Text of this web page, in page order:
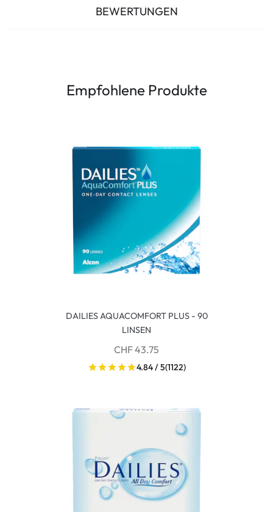
BEWERTUNGEN
Empfohlene Produkte
DAILIES AQUACOMFORT PLUS - 90
LINSEN
CHF 43.75
4.84 / 5(1122)